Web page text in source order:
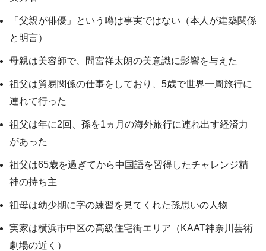
「父親が俳優」という噂は事実ではない（本人が建築関係
と明言）
母親は美容師で、間宮祥太朗の美意識に影響を与えた
祖父は貿易関係の仕事をしており、5歳で世界一周旅行に
連れて行った
祖父は年に2回、孫を1ヵ月の海外旅行に連れ出す経済力
があった
祖父は65歳を過ぎてから中国語を習得したチャレンジ精
神の持ち主
祖母は幼少期に字の練習を見てくれた孫思いの人物
実家は横浜市中区の高級住宅街エリア（KAAT神奈川芸術
劇場の近く）